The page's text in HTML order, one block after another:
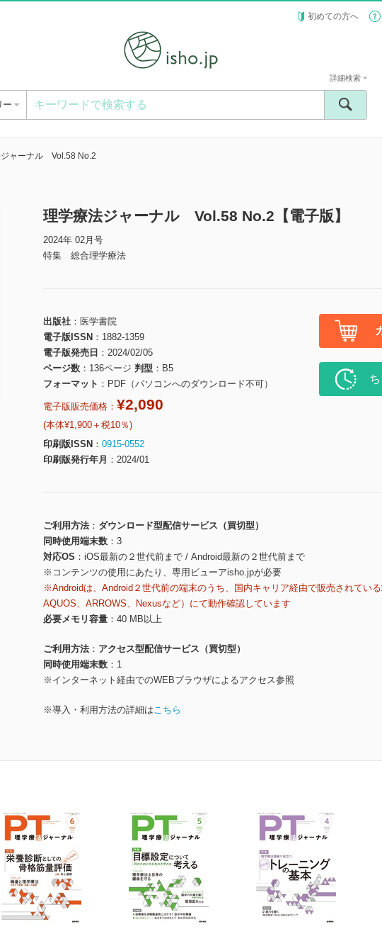
初めての方へ
ー
詳細検索
ジャーナル Vol.58 No.2
理学療法ジャーナル Vol.58 No.2【電子版】
2024年 02月号
特集 総合理学療法
出版社
医学書院
電子版ISSN
1882-1359
電子版発売日
2024/02/05
ページ数
136ページ 判型
B5
フォーマット
PDF（パソコンへのダウンロード不可）
電子版販売価格： ¥2,090
(本体¥1,900＋税10％)
印刷版ISSN
0915-0552
印刷版発行年月
2024/01
ご利用方法
ダウンロード型配信サービス（買切型）
同時使用端末数
3
対応OS
iOS最新の２世代前まで / Android最新の２世代前まで
※コンテンツの使用にあたり、専用ビューアisho.jpが必要
※Androidは、Android２世代前の端末のうち、国内キャリア経由で販売されている
AQUOS、ARROWS、Nexusなど）にて動作確認しています
必要メモリ容量
40 MB以上
ご利用方法
アクセス型配信サービス（買切型）
同時使用端末数
1
※インターネット経由でのWEBブラウザによるアクセス参照
※導入・利用方法の詳細はこちら